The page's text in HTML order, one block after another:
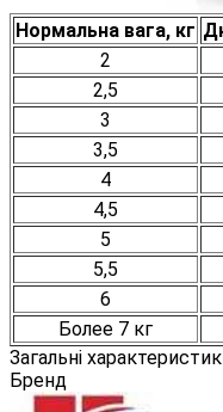
Нормальна вага, кг
2
2,5
3
3,5
4
4,5
5
5,5
6
Более 7 кг
Загальні
Бренд